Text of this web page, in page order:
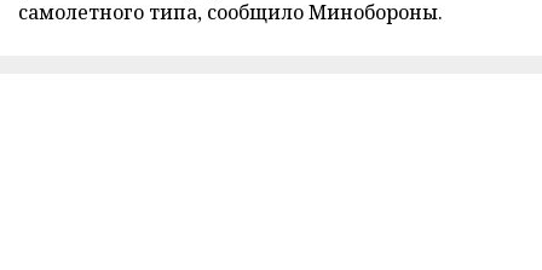
самолетного типа, сообщило Минобороны.